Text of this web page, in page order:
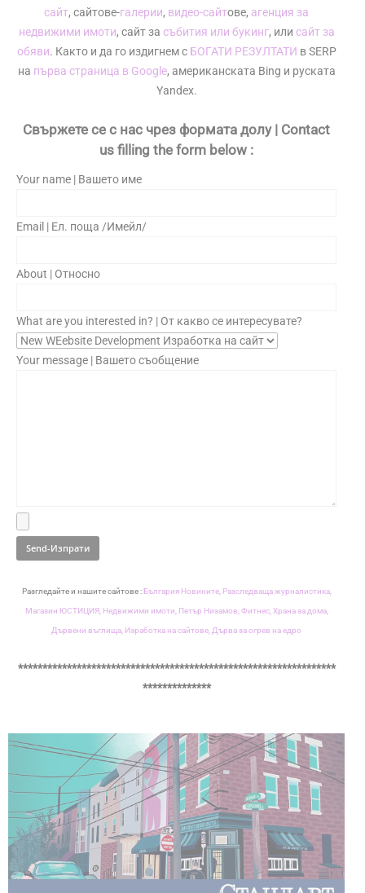
сайт, сайтове-галерии, видео-сайтове, агенция за
недвижими имоти, сайт за събития или букинг, или сайт за
обяви. Както и да го издигнем с БОГАТИ РЕЗУЛТАТИ в SERP
на първа страница в Google, американската Bing и руската
Yandex.
Свържете се с нас чрез формата долу | Contact
us filling the form below :
Your name | Вашето име
Email | Ел. поща /Имейл/
About | Относно
What are you interested in? | От какво се интересувате?
Your message | Вашето съобщение
Разгледайте и нашите сайтове :България Новините, Разследваща журналистика,
Магазин ЮСТИЦИЯ, Недвижими имоти, Петър Низамов, Фитнес, Храна за дома,
Дървени въглища, Изработка на сайтове, Дърва за огрев на едро
*****************************************************************
**************